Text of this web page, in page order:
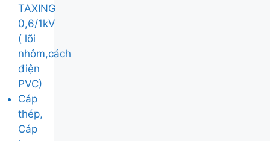
TAXING
0,6/1kV
( lõi
nhôm,cách
điện
PVC)
Cáp
thép,
Cáp